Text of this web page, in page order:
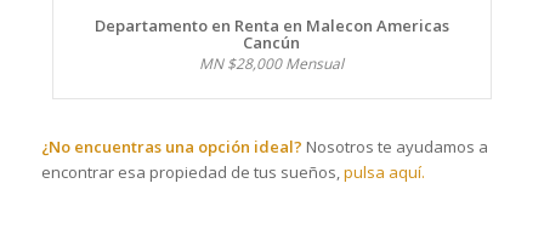
Departamento en Renta en Malecon Americas
Cancún
MN $28,000 Mensual
¿No encuentras una opción ideal? Nosotros te ayudamos a
encontrar esa propiedad de tus sueños,pulsa aquí.